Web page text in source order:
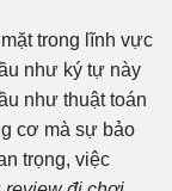
trong lĩnh vực
như ký tự này
như thuật toán
cơ mà sự bảo
trọng, việc